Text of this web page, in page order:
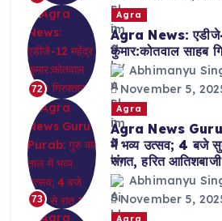
72
Agra
Agra News:
कुमार:कोतवाल साहब
Abhimanyu
November 5,
73
Agra
Agra News
में भव्य उत्सव; 4 बजे
संगत, हरित आतिशबाजी
Abhimanyu
November 5,